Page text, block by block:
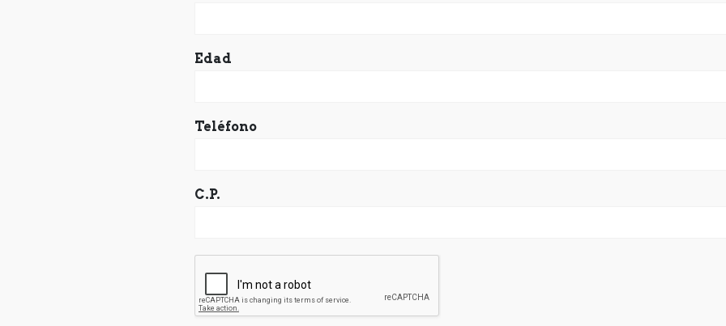
Edad
Teléfono
C.P.